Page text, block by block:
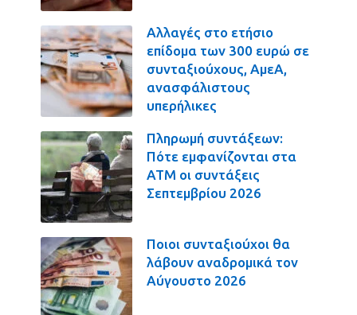
Αλλαγές στο ετήσιο
επίδομα των 300 ευρώ σε
συνταξιούχους, ΑμεΑ,
ανασφάλιστους
υπερήλικες
Πληρωμή συντάξεων:
Πότε εμφανίζονται στα
ΑΤΜ οι συντάξεις
Σεπτεμβρίου 2026
Ποιοι συνταξιούχοι θα
λάβουν αναδρομικά τον
Αύγουστο 2026